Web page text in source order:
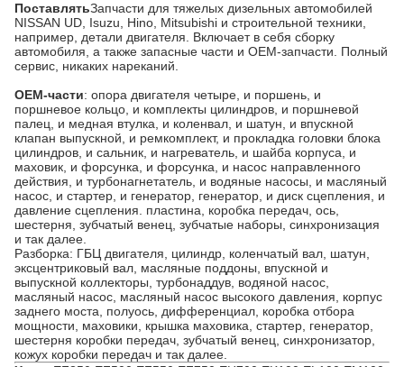
ПоставлятьЗапчасти для тяжелых дизельных автомобилей
NISSAN UD, Isuzu, Hino, Mitsubishi и строительной техники,
например, детали двигателя. Включает в себя сборку
автомобиля, а также запасные части и OEM-запчасти. Полный
сервис, никаких нареканий.
OEM-части: опора двигателя четыре, и поршень, и
поршневое кольцо, и комплекты цилиндров, и поршневой
палец, и медная втулка, и коленвал, и шатун, и впускной
клапан выпускной, и ремкомплект, и прокладка головки блока
цилиндров, и сальник, и нагреватель, и шайба корпуса, и
маховик, и форсунка, и форсунка, и насос направленного
действия, и турбонагнетатель, и водяные насосы, и масляный
насос, и стартер, и генератор, генератор, и диск сцепления, и
давление сцепления. пластина, коробка передач, ось,
шестерня, зубчатый венец, зубчатые наборы, синхронизация
и так далее.
Разборка: ГБЦ двигателя, цилиндр, коленчатый вал, шатун,
эксцентриковый вал, масляные поддоны, впускной и
выпускной коллекторы, турбонаддув, водяной насос,
масляный насос, масляный насос высокого давления, корпус
заднего моста, полуось, дифференциал, коробка отбора
мощности, маховики, крышка маховика, стартер, генератор,
шестерня коробки передач, зубчатый венец, синхронизатор,
кожух коробки передач и так далее.